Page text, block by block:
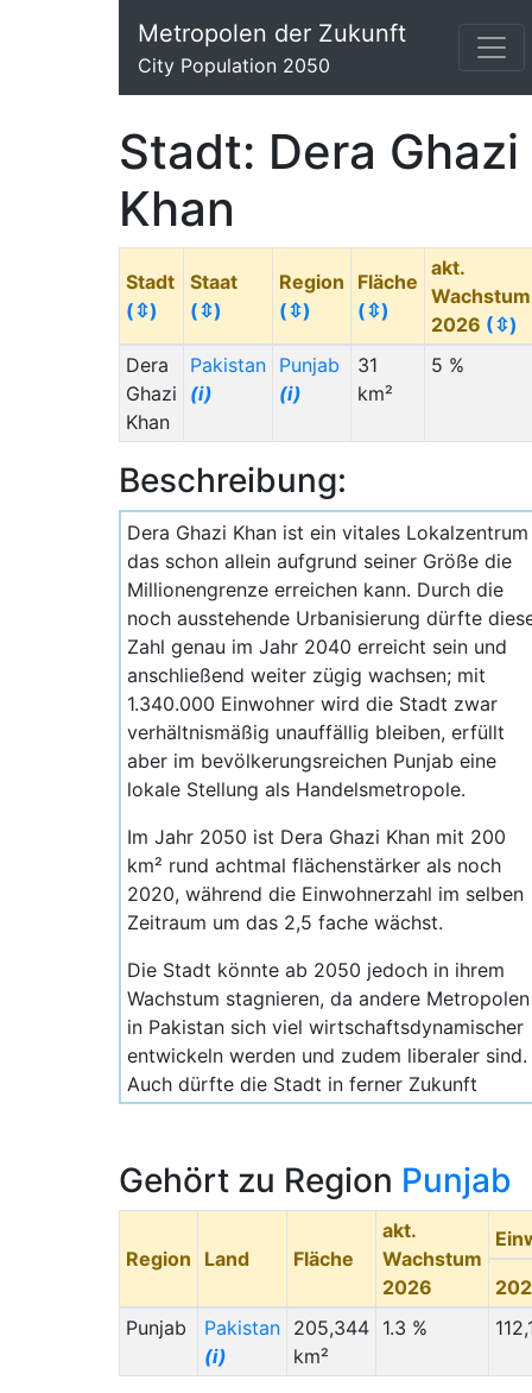
Metropolen der Zukunft
City Population 2050
Stadt: Dera Ghazi
Khan
Stadt
(⇳)
Staat
(⇳)
Region
(⇳)
Fläche
(⇳)
akt.
Wachstum
2026 (⇳)
Dera
Ghazi
Khan
Pakistan
(i)
Punjab
(i)
31
km²
5 %
Beschreibung:
Dera Ghazi Khan ist ein vitales Lokalzentrum
das schon allein aufgrund seiner Größe die
Millionengrenze erreichen kann. Durch die
noch ausstehende Urbanisierung dürfte
Zahl genau im Jahr 2040 erreicht sein und
anschließend weiter zügig wachsen; mit
1.340.000 Einwohner wird die Stadt zwar
verhältnismäßig unauffällig bleiben, erfüllt
aber im bevölkerungsreichen Punjab eine
lokale Stellung als Handelsmetropole.
Im Jahr 2050 ist Dera Ghazi Khan mit 200
km² rund achtmal flächenstärker als noch
2020, während die Einwohnerzahl im selben
Zeitraum um das 2,5 fache wächst.
Die Stadt könnte ab 2050 jedoch in ihrem
Wachstum stagnieren, da andere Metropolen
in Pakistan sich viel wirtschaftsdynamischer
entwickeln werden und zudem liberaler sind.
Auch dürfte die Stadt in ferner Zukunft
relativ lokal vernetzt und verortet bleibt.
Gehört zu Region Punjab
Region Land Fläche
akt.
Wachstum
2026
Punjab
Pakistan
(i)
205,344
km²
1.3 %